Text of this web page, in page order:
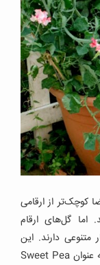
از ارقامی
گل‌های ارقام
دارند. این
گل‌ها عطر دلپذیری نیز دارند که علت نام‌گذاری آنها به عنوان Sweet Pea